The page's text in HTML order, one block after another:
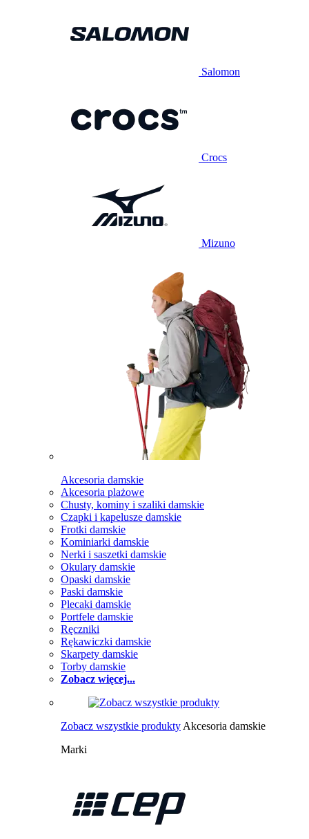
Salomon
Crocs
Mizuno
Akcesoria damskie
Akcesoria plażowe
Chusty, kominy i szaliki damskie
Czapki i kapelusze damskie
Frotki damskie
Kominiarki damskie
Nerki i saszetki damskie
Okulary damskie
Opaski damskie
Paski damskie
Plecaki damskie
Portfele damskie
Ręczniki
Rękawiczki damskie
Skarpety damskie
Torby damskie
Zobacz więcej...
Zobacz wszystkie produkty Akcesoria damskie
Marki